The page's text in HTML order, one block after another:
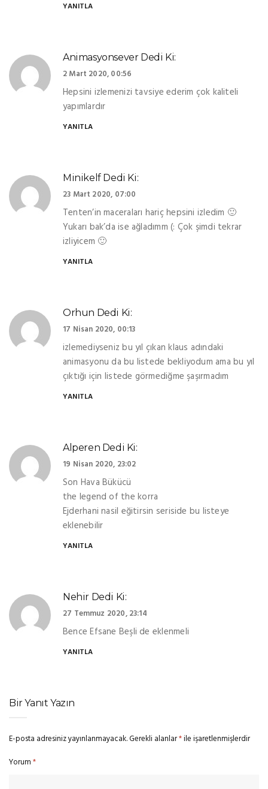
YANITLA
Animasyonsever Dedi Ki:
2 Mart 2020, 00:56
Hepsini izlemenizi tavsiye ederim çok kaliteli
yapımlardır
YANITLA
Minikelf Dedi Ki:
23 Mart 2020, 07:00
Tenten’in maceraları hariç hepsini izledim 🙂
Yukarı bak’da ise ağladımm (: Çok şimdi tekrar
izliyicem 🙂
YANITLA
Orhun Dedi Ki:
17 Nisan 2020, 00:13
izlemediyseniz bu yıl çıkan klaus adındaki
animasyonu da bu listede bekliyodum ama bu yıl
çıktığı için listede görmediğme şaşırmadım
YANITLA
Alperen Dedi Ki:
19 Nisan 2020, 23:02
Son Hava Bükücü
the legend of the korra
Ejderhani nasil eğitirsin seriside bu listeye
eklenebilir
YANITLA
Nehir Dedi Ki:
27 Temmuz 2020, 23:14
Bence Efsane Beşli de eklenmeli
YANITLA
Bir Yanıt Yazın
E-posta adresiniz yayınlanmayacak.Gerekli alanlar*ile işaretlenmişlerdir
Yorum*